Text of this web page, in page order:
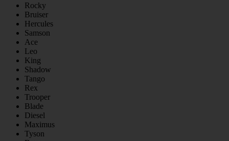
Rocky
Bruiser
Hercules
Samson
Ace
Leo
King
Shadow
Tango
Rex
Trooper
Blade
Diesel
Maximus
Tyson